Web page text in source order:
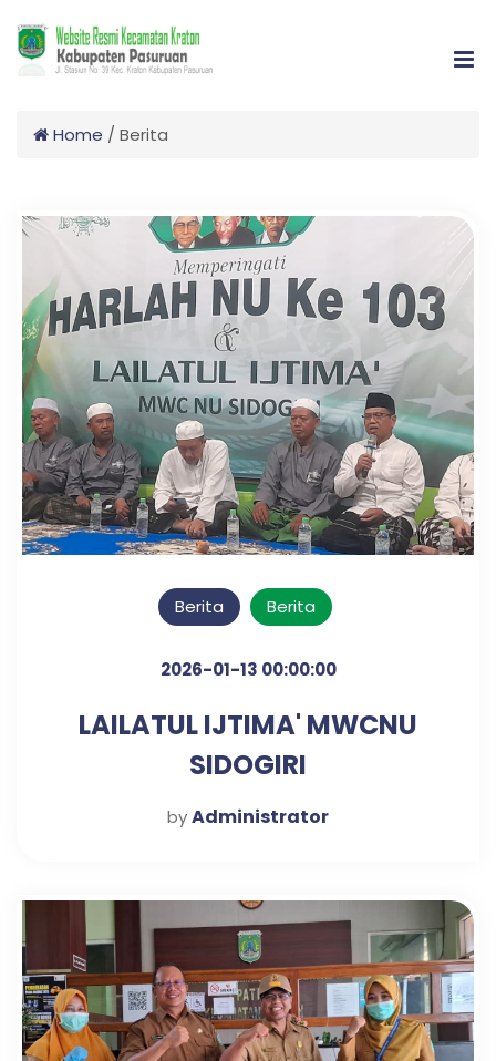
Home / Berita
Berita Berita
2026-01-13 00:00:00
LAILATUL IJTIMA' MWCNU
SIDOGIRI
byAdministrator